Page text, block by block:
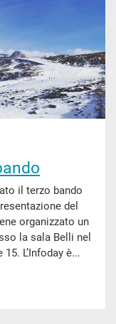
il terzo bando
del
organizzato un
la sala Belli nel
L’Infoday è...